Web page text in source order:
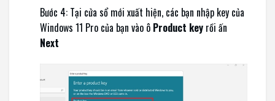
Bước 4: Tại cửa sổ mới xuất hiện, các bạn nhập key của
Windows 11 Pro của bạn vào ô Product key rồi ấn
Next